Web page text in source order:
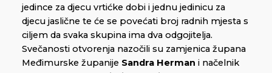
jedince za djecu vrtićke dobi i jednu jedinicu za
djecu jaslične te će se povećati broj radnih mjesta s
ciljem da svaka skupina ima dva odgojitelja.
Svečanosti otvorenja nazočili su zamjenica župana
Međimurske županije Sandra Herman i načelnik